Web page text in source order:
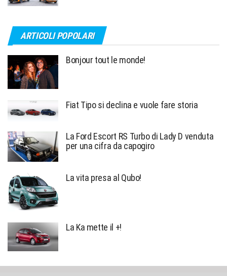
ARTICOLI POPOLARI
Bonjour tout le monde!
Fiat Tipo si declina e vuole fare storia
La Ford Escort RS Turbo di Lady D venduta
per una cifra da capogiro
La vita presa al Qubo!
La Ka mette il +!